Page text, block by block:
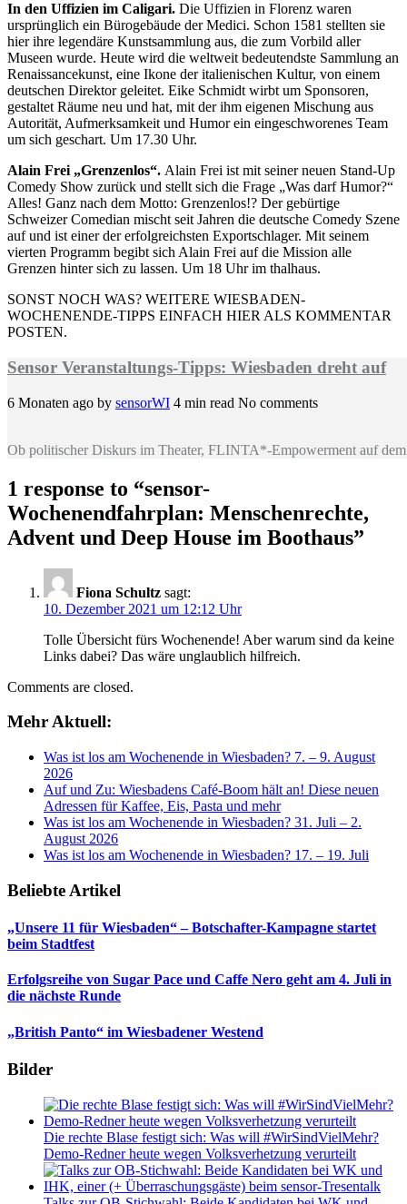
In den Uffizien im Caligari. Die Uffizien in Florenz waren
ursprünglich ein Bürogebäude der Medici. Schon 1581 stellten sie
hier ihre legendäre Kunstsammlung aus, die zum Vorbild aller
Museen wurde. Heute wird die weltweit bedeutendste Sammlung an
Renaissancekunst, eine Ikone der italienischen Kultur, von einem
deutschen Direktor geleitet. Eike Schmidt wirbt um Sponsoren,
gestaltet Räume neu und hat, mit der ihm eigenen Mischung aus
Autorität, Aufmerksamkeit und Humor ein eingeschworenes Team
um sich geschart. Um 17.30 Uhr.
Alain Frei „Grenzenlos“. Alain Frei ist mit seiner neuen Stand-Up
Comedy Show zurück und stellt sich die Frage „Was darf Humor?“
Alles! Ganz nach dem Motto: Grenzenlos!? Der gebürtige
Schweizer Comedian mischt seit Jahren die deutsche Comedy Szene
auf und ist einer der erfolgreichsten Exportschlager. Mit seinem
vierten Programm begibt sich Alain Frei auf die Mission alle
Grenzen hinter sich zu lassen. Um 18 Uhr im thalhaus.
SONST NOCH WAS? WEITERE WIESBADEN-
WOCHENENDE-TIPPS EINFACH HIER ALS KOMMENTAR
POSTEN.
Sensor Veranstaltungs-Tipps: Wiesbaden dreht auf
6 Monaten ago by sensorWI 4 min read No comments
Ob politischer Diskurs im Theater, FLINTA*-Empowerment auf
1 response to “sensor-
Wochenendfahrplan: Menschenrechte,
Advent und Deep House im Boothaus”
Fiona Schultz sagt:
10. Dezember 2021 um 12:12 Uhr
Tolle Übersicht fürs Wochenende! Aber warum sind da keine
Links dabei? Das wäre unglaublich hilfreich.
Comments are closed.
Mehr Aktuell:
Was ist los am Wochenende in Wiesbaden? 7. – 9. August
2026
Auf und Zu: Wiesbadens Café-Boom hält an! Diese neuen
Adressen für Kaffee, Eis, Pasta und mehr
Was ist los am Wochenende in Wiesbaden? 31. Juli – 2.
August 2026
Was ist los am Wochenende in Wiesbaden? 17. – 19. Juli
Beliebte Artikel
„Unsere 11 für Wiesbaden“ – Botschafter-Kampagne startet
beim Stadtfest
Erfolgsreihe von Sugar Pace und Caffe Nero geht am 4. Juli in
die nächste Runde
„British Panto“ im Wiesbadener Westend
Bilder
Die rechte Blase festigt sich: Was will #WirSindVielMehr?
Demo-Redner heute wegen Volksverhetzung verurteilt